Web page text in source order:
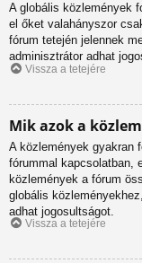
A globális közlemények
el őket valahányszor
fórum tetején jelennek
adminisztrátor adhat
Vissza a tetejére
Mik azok a
A közlemények gyakran
fórummal kapcsolatban,
közlemények a fórum
globális
adhat jogosultságot.
Vissza a tetejére